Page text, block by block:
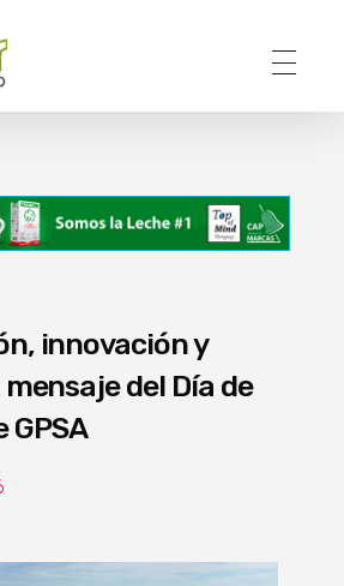
innovación y
del Día de
GPSA